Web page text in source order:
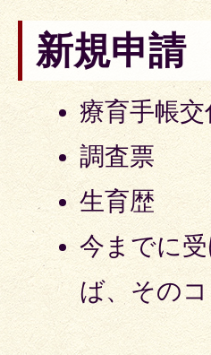
新規申請
療育手帳
調査票
生育歴
今までに
ば、その